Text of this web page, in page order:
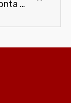
UniDub monta estúdio de dublagem dentro da Comic Con Experience 2015